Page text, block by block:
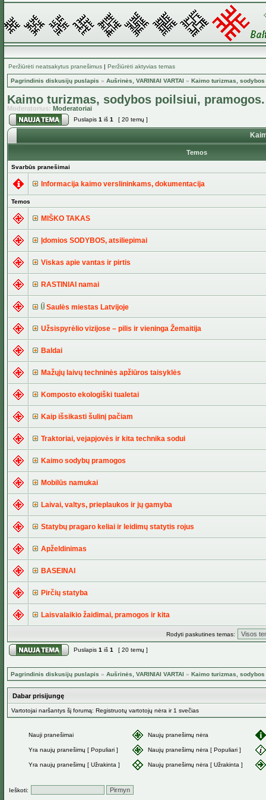
Peržiūrėti neatsakytus pranešimus | Peržiūrėti aktyvias temas
Pagrindinis diskusijų puslapis » Aušrinės, VARINIAI VARTAI » Kaimo turizmas,
Kaimo turizmas, sodybos poilsiui, pramogos.
Moderatorius: Moderatoriai
Puslapis 1 iš 1 [ 20 temų ]
Temos
Svarbūs pranešimai
Informacija kaimo verslininkams, dokumentacija
Temos
MIŠKO TAKAS
Įdomios SODYBOS, atsiliepimai
Viskas apie vantas ir pirtis
RASTINIAI namai
Saulės miestas Latvijoje
Užsispyrėlio vizijose – pilis ir vieninga Žemaitija
Baldai
Mažųjų laivų techninės apžiūros taisyklės
Komposto ekologiški tualetai
Kaip išsikasti šulinį pačiam
Traktoriai, vejapjovės ir kita technika sodui
Kaimo sodybų pramogos
Mobilūs namukai
Laivai, valtys, prieplaukos ir jų gamyba
Statybų pragaro keliai ir leidimų statytis rojus
Apželdinimas
BASEINAI
Pirčių statyba
Laisvalaikio žaidimai, pramogos ir kita
Rodyti paskutines temas:
Puslapis 1 iš 1 [ 20 temų ]
Pagrindinis diskusijų puslapis » Aušrinės, VARINIAI VARTAI » Kaimo turizmas,
Dabar prisijungę
Vartotojai naršantys šį forumą: Registruotų vartotojų nėra ir 1 svečias
Nauji pranešimai Naujų pranešimų nėra
Yra naujų pranešimų [ Populiari ] Naujų pranešimų nėra [ Populiari ]
Yra naujų pranešimų [ Užrakinta ] Naujų pranešimų nėra [ Užrakinta ]
Ieškoti: